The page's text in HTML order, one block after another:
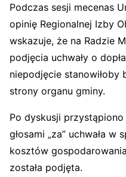
Podczas sesji mecenas
opinię Regionalnej Izby
wskazuje, że na Radzie
podjęcia uchwały o
niepodjęcie stanowiłoby
strony organu gminy.
Po dyskusji przystąpiono
głosami „za” uchwała
kosztów
została podjęta.